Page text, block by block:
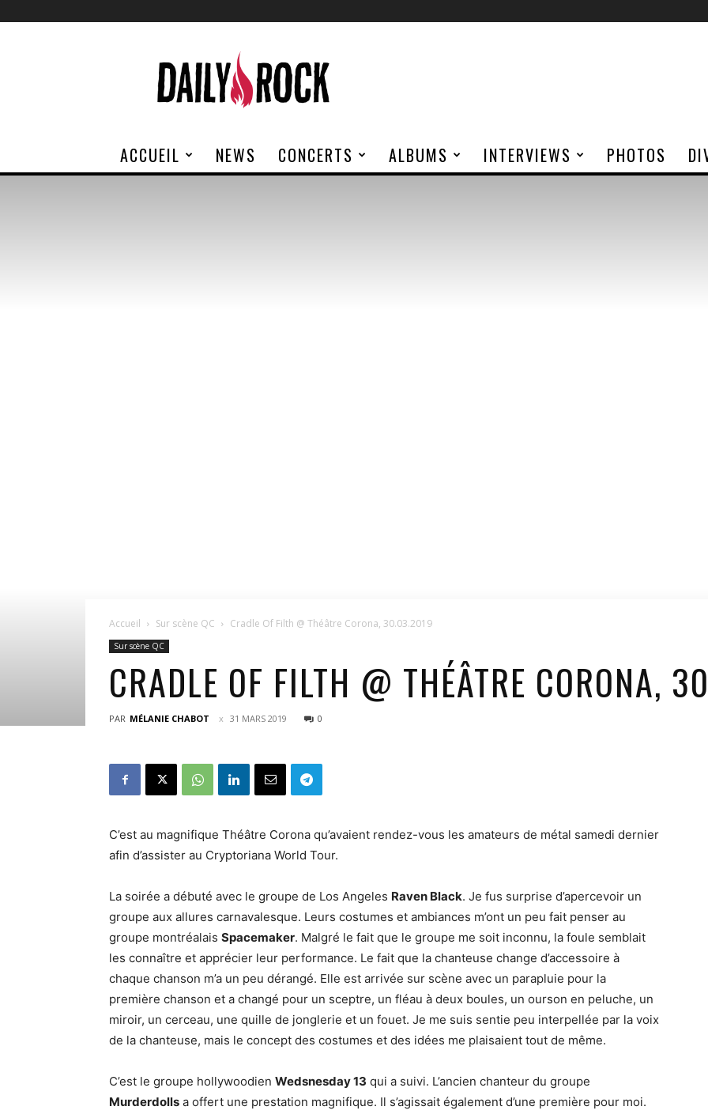
Rock
ACCUEIL NEWS CONCERTS ALBUMS INTERVIEWS PHOTOS
Accueil Sur scène QC Cradle Of Filth @ Théâtre Corona, 30.03.2019
Sur scène QC
CRADLE OF FILTH @ THÉÂTRE CORONA,
PAR MÉLANIE CHABOT 31 MARS 2019 0
C’est au magnifique Théâtre Corona qu’avaient rendez-vous les amateurs de métal samedi dernier
afin d’assister au Cryptoriana World Tour.
La soirée a débuté avec le groupe de Los Angeles Raven Black. Je fus surprise d’apercevoir un
groupe aux allures carnavalesque. Leurs costumes et ambiances m’ont un peu fait penser au
groupe montréalais Spacemaker. Malgré le fait que le groupe me soit inconnu, la foule semblait
les connaître et apprécier leur performance. Le fait que la chanteuse change d’accessoire à
chaque chanson m’a un peu dérangé. Elle est arrivée sur scène avec un parapluie pour la
première chanson et a changé pour un sceptre, un fléau à deux boules, un ourson en peluche, un
miroir, un cerceau, une quille de jonglerie et un fouet. Je me suis sentie peu interpellée par la voix
de la chanteuse, mais le concept des costumes et des idées me plaisaient tout de même.
C’est le groupe hollywoodien Wedsnesday 13 qui a suivi. L’ancien chanteur du groupe
Murderdolls a offert une prestation magnifique. Il s’agissait également d’une première pour moi.